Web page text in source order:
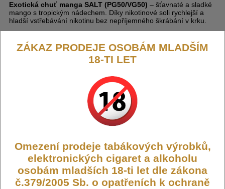
Exotická chuť manga SALT (PG50/VG50) – šťavnaté a sladké
mango s tropickým nádechem. Díky nikotinové soli rychlejší a
hladší vstřebávání nikotinu bez nepříjemného škrábání v krku.
Imperia (CZ)
LIQ-IMP-S-MENGO-10
Počet ks:
72 ks
239,- KČ
ZÁKAZ PRODEJE OSOBÁM MLADŠÍM
18-TI LET
Omezení prodeje tabákových výrobků,
elektronických cigaret a alkoholu
osobám mladších 18-ti let dle zákona
č.379/2005 Sb. o opatřeních k ochraně